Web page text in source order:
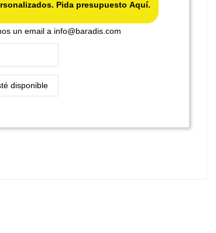
Para artículos personalizados. Pida presupuesto Aquí.
un email a info@baradis.com